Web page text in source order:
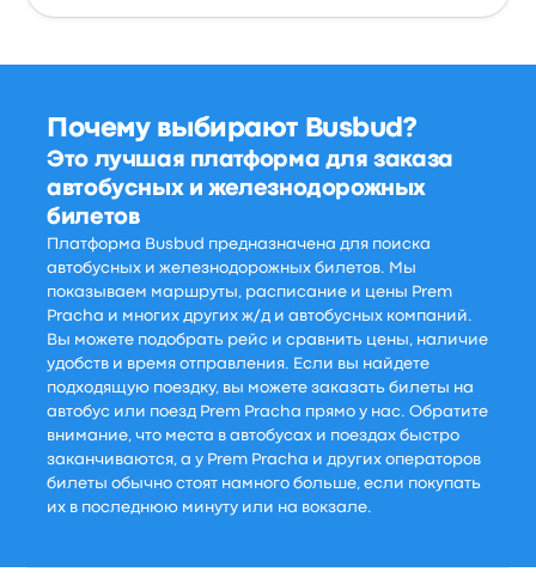
Почему выбирают Busbud?
Это лучшая платформа для заказа
автобусных и железнодорожных
билетов
Платформа Busbud предназначена для поиска
автобусных и железнодорожных билетов. Мы
показываем маршруты, расписание и цены Prem
Pracha и многих других ж/д и автобусных компаний.
Вы можете подобрать рейс и сравнить цены, наличие
удобств и время отправления. Если вы найдете
подходящую поездку, вы можете заказать билеты на
автобус или поезд Prem Pracha прямо у нас. Обратите
внимание, что места в автобусах и поездах быстро
заканчиваются, а у Prem Pracha и других операторов
билеты обычно стоят намного больше, если покупать
их в последнюю минуту или на вокзале.